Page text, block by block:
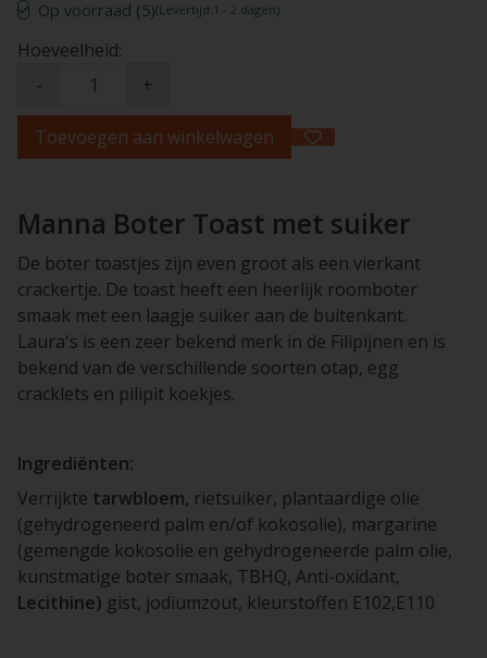
Op voorraad (5)(Levertijd:1 - 2 dagen)
Hoeveelheid:
-
+
Toevoegen aan winkelwagen
Manna Boter Toast met suiker
De boter toastjes zijn even groot als een vierkant
crackertje. De toast heeft een heerlijk roomboter
smaak met een laagje suiker aan de buitenkant.
Laura's is een zeer bekend merk in de Filipijnen en is
bekend van de verschillende soorten otap, egg
cracklets en pilipit koekjes.
Ingrediënten:
Verrijkte tarwbloem, rietsuiker, plantaardige olie
(gehydrogeneerd palm en/of kokosolie), margarine
(gemengde kokosolie en gehydrogeneerde palm olie,
kunstmatige boter smaak, TBHQ, Anti-oxidant,
Lecithine) gist, jodiumzout, kleurstoffen E102,E110